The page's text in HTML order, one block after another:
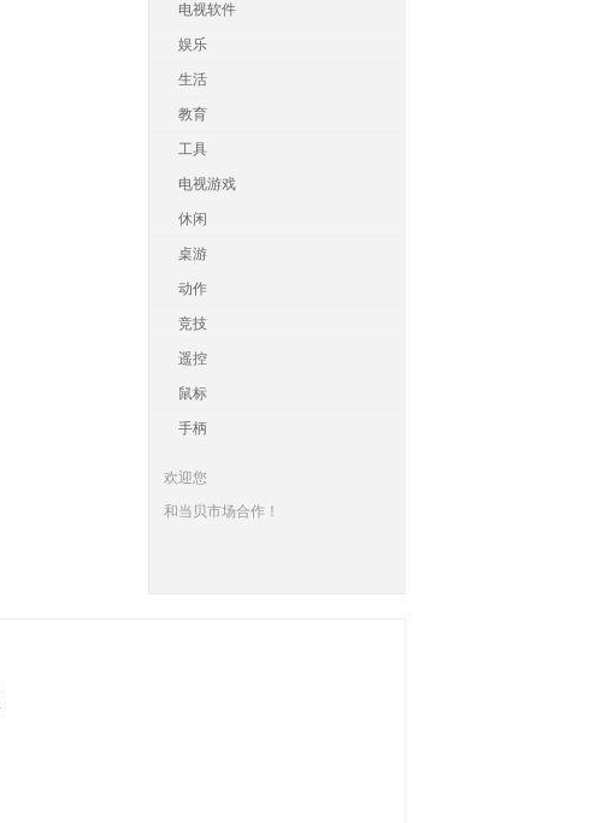
电视软件
娱乐
生活
教育
工具
电视游戏
休闲
桌游
动作
竞技
遥控
鼠标
手柄
欢迎您
和当贝市场合作！